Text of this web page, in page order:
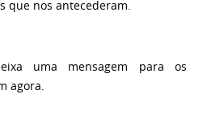
que nos antecederam.
uma mensagem para os
agora.